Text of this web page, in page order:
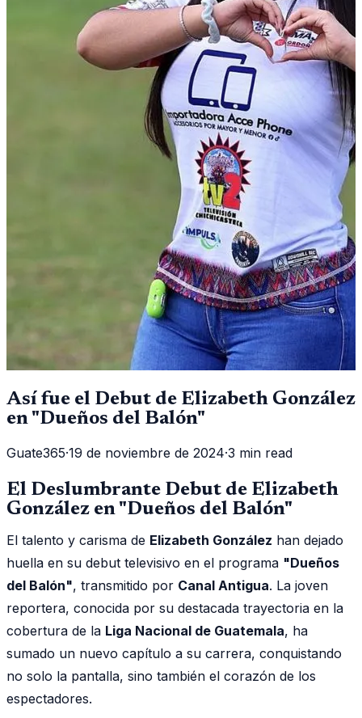
Así fue el Debut de Elizabeth González
en "Dueños del Balón"
Guate365·19 de noviembre de 2024·3 min read
El Deslumbrante Debut de Elizabeth
González en "Dueños del Balón"
El talento y carisma de Elizabeth González han dejado
huella en su debut televisivo en el programa "Dueños
del Balón", transmitido por Canal Antigua. La joven
reportera, conocida por su destacada trayectoria en la
cobertura de la Liga Nacional de Guatemala, ha
sumado un nuevo capítulo a su carrera, conquistando
no solo la pantalla, sino también el corazón de los
espectadores.